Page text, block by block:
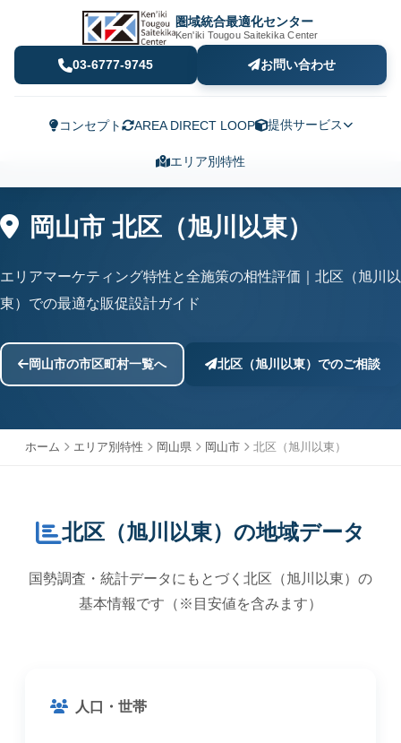
圏域統合最適化センター
Ken'iki Tougou Saitekika Center
03-6777-9745 お問い合わせ
コンセプト AREA DIRECT LOOP 提供サービス
エリア別特性
岡山市 北区（旭川以東）
エリアマーケティング特性と全施策の相性評価｜北区（旭川以
東）での最適な販促設計ガイド
岡山市の市区町村一覧へ 北区（旭川以東）でのご相談
ホーム エリア別特性 岡山県 岡山市 北区（旭川以東）
北区（旭川以東）の地域データ
国勢調査・統計データにもとづく北区（旭川以東）の
基本情報です（※目安値を含みます）
人口・世帯